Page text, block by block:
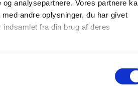
og analysepartnere. Vores partnere
andre oplysninger, du har givet
fra din brug af deres
til - i et lille fællesskab. Vi
også kunne lide...